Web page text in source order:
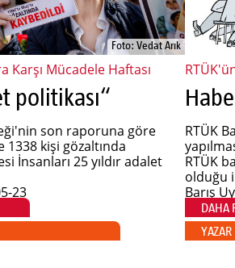
Foto: Vedat Arık
Karşı Mücadele Haftası
politikası“
son raporuna göre
1338 kişi gözaltında
İnsanları 25 yıldır adalet
23
RTÜK
RTÜK
olduğu
Barış
DAHA